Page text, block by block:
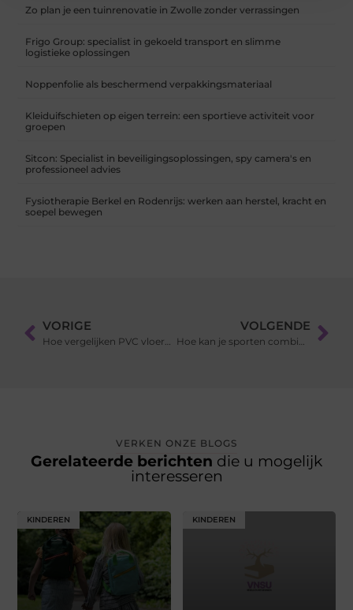
Zo plan je een tuinrenovatie in Zwolle zonder verrassingen
Frigo Group: specialist in gekoeld transport en slimme
logistieke oplossingen
Noppenfolie als beschermend verpakkingsmateriaal
Kleiduifschieten op eigen terrein: een sportieve activiteit voor
groepen
Sitcon: Specialist in beveiligingsoplossingen, spy camera's en
professioneel advies
Fysiotherapie Berkel en Rodenrijs: werken aan herstel, kracht en
soepel bewegen
VORIGE
Hoe vergelijken PVC vloeren op het gebied van kosten en waarde?
VOLGENDE
Hoe kan je sporten combineren met een drukke baan?
VERKEN ONZE BLOGS
Gerelateerde berichten die u mogelijk
interesseren
KINDEREN KINDEREN